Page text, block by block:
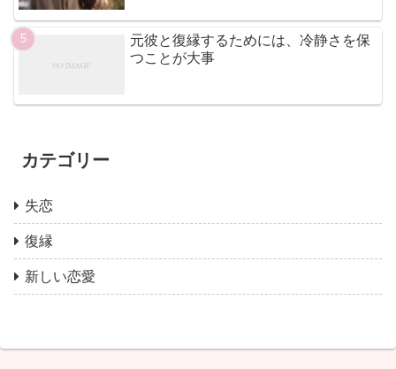
元彼と復縁するためには、冷静さを保
つことが大事
カテゴリー
失恋
復縁
新しい恋愛